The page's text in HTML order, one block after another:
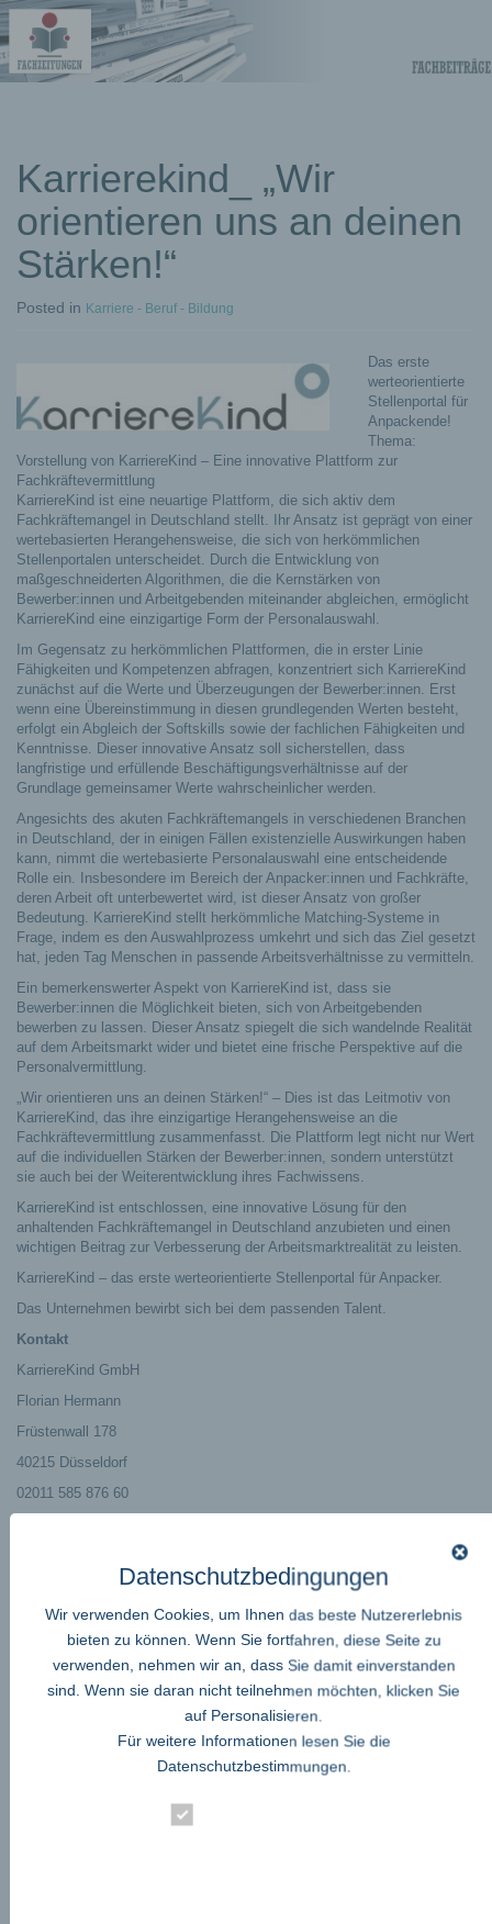
Projekte –
Fachbeiträge
Karrierekind_ „Wir
orientieren uns an deinen
Stärken!“
Posted in Karriere - Beruf - Bildung
Das erste
werteorientierte
Stellenportal für
Anpackende!
Thema:
Vorstellung von KarriereKind – Eine innovative Plattform zur
Fachkräftevermittlung
KarriereKind ist eine neuartige Plattform, die sich aktiv dem
Fachkräftemangel in Deutschland stellt. Ihr Ansatz ist geprägt von einer
wertebasierten Herangehensweise, die sich von herkömmlichen
Stellenportalen unterscheidet. Durch die Entwicklung von
maßgeschneiderten Algorithmen, die die Kernstärken von
Bewerber:innen und Arbeitgebenden miteinander abgleichen, ermöglicht
KarriereKind eine einzigartige Form der Personalauswahl.
Im Gegensatz zu herkömmlichen Plattformen, die in erster Linie
Fähigkeiten und Kompetenzen abfragen, konzentriert sich KarriereKind
zunächst auf die Werte und Überzeugungen der Bewerber:innen. Erst
wenn eine Übereinstimmung in diesen grundlegenden Werten besteht,
erfolgt ein Abgleich der Softskills sowie der fachlichen Fähigkeiten und
Kenntnisse. Dieser innovative Ansatz soll sicherstellen, dass
langfristige und erfüllende Beschäftigungsverhältnisse auf der
Grundlage gemeinsamer Werte wahrscheinlicher werden.
Angesichts des akuten Fachkräftemangels in verschiedenen Branchen
in Deutschland, der in einigen Fällen existenzielle Auswirkungen haben
kann, nimmt die wertebasierte Personalauswahl eine entscheidende
Rolle ein. Insbesondere im Bereich der Anpacker:innen und Fachkräfte,
deren Arbeit oft unterbewertet wird, ist dieser Ansatz von großer
Bedeutung. KarriereKind stellt herkömmliche Matching-Systeme in
Frage, indem es den Auswahlprozess umkehrt und sich das Ziel gesetzt
hat, jeden Tag Menschen in passende Arbeitsverhältnisse zu vermitteln.
Ein bemerkenswerter Aspekt von KarriereKind ist, dass sie
Bewerber:innen die Möglichkeit bieten, sich von Arbeitgebenden
bewerben zu lassen. Dieser Ansatz spiegelt die sich wandelnde Realität
auf dem Arbeitsmarkt wider und bietet eine frische Perspektive auf die
Personalvermittlung.
„Wir orientieren uns an deinen Stärken!“ – Dies ist das Leitmotiv von
KarriereKind, das ihre einzigartige Herangehensweise an die
Fachkräftevermittlung zusammenfasst. Die Plattform legt nicht nur Wert
auf die individuellen Stärken der Bewerber:innen, sondern unterstützt
sie auch bei der Weiterentwicklung ihres Fachwissens.
KarriereKind ist entschlossen, eine innovative Lösung für den
anhaltenden Fachkräftemangel in Deutschland anzubieten und einen
wichtigen Beitrag zur Verbesserung der Arbeitsmarktrealität zu leisten.
KarriereKind – das erste werteorientierte Stellenportal für Anpacker.
Das Unternehmen bewirbt sich bei dem passenden Talent.
Kontakt
KarriereKind GmbH
Florian Hermann
Früstenwall 178
40215 Düsseldorf
02011 585 876 60
Die Bildrechte liegen bei dem Verfasser der Mitteilung.
teilen teilen
FlexKap vor der Einführung
Gewa präsentiert innovative Solarbalkone→
Datenschutzbedingungen
Wir verwenden Cookies, um Ihnen das beste Nutzererlebnis
bieten zu können. Wenn Sie fortfahren, diese Seite zu
verwenden, nehmen wir an, dass Sie damit einverstanden
sind. Wenn sie daran nicht teilnehmen möchten, klicken Sie
auf Personalisieren.
Für weitere Informationen lesen Sie die
Datenschutzbestimmungen.